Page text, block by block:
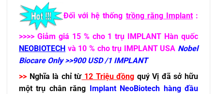
Đối với hệ thống trồng răng Implant:
>>>> Giảm giá 15 % cho 1 trụ IMPLANT Hàn quốc
NEOBIOTECH và 10 % cho trụ IMPLANT USA Nobel
Biocare Only >>900 USD /1 IMPLANT
>> Nghĩa là chỉ từ12 Triệu đồng quý Vị đã sở hữu
một trụ chân răng Implant NeoBiotech hàng đầu